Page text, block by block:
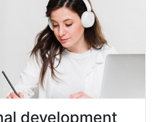
development